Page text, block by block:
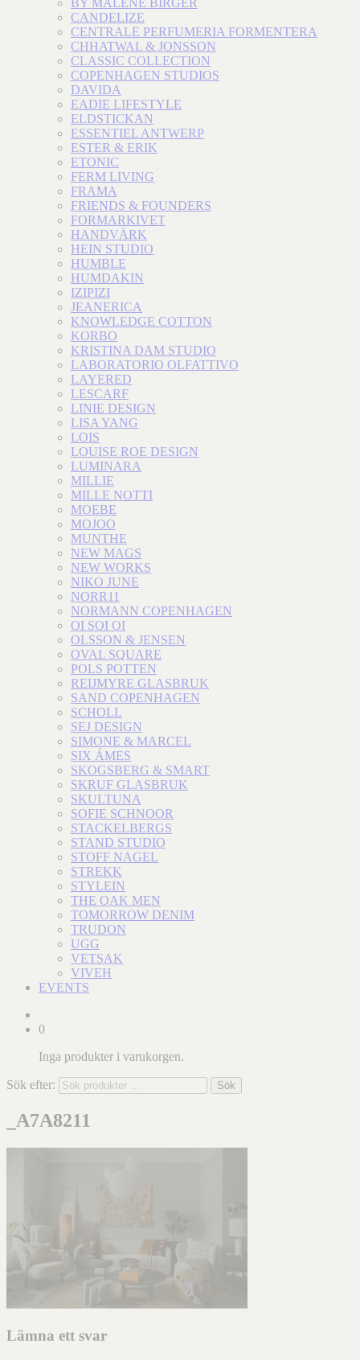
BY MALENE BIRGER
CANDELIZE
CENTRALE PERFUMERIA FORMENTERA
CHHATWAL & JONSSON
CLASSIC COLLECTION
COPENHAGEN STUDIOS
DAVIDA
EADIE LIFESTYLE
ELDSTICKAN
ESSENTIEL ANTWERP
ESTER & ERIK
ETONIC
FERM LIVING
FRAMA
FRIENDS & FOUNDERS
FORMARKIVET
HANDVÄRK
HEIN STUDIO
HUMBLE
HUMDAKIN
IZIPIZI
JEANERICA
KNOWLEDGE COTTON
KORBO
KRISTINA DAM STUDIO
LABORATORIO OLFATTIVO
LAYERED
LESCARF
LINIE DESIGN
LISA YANG
LOIS
LOUISE ROE DESIGN
LUMINARA
MILLIE
MILLE NOTTI
MOEBE
MOJOO
MUNTHE
NEW MAGS
NEW WORKS
NIKO JUNE
NORR11
NORMANN COPENHAGEN
OI SOI OI
OLSSON & JENSEN
OVAL SQUARE
POLS POTTEN
REIJMYRE GLASBRUK
SAND COPENHAGEN
SCHOLL
SEJ DESIGN
SIMONE & MARCEL
SIX ÁMES
SKOGSBERG & SMART
SKRUF GLASBRUK
SKULTUNA
SOFIE SCHNOOR
STACKELBERGS
STAND STUDIO
STOFF NAGEL
STREKK
STYLEIN
THE OAK MEN
TOMORROW DENIM
TRUDON
UGG
VETSAK
VIVEH
EVENTS
0
Inga produkter i varukorgen.
Sök efter: Sök
_A7A8211
Lämna ett svar